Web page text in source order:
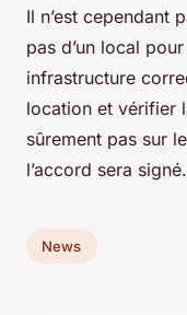
Il n’est cependant
pas d’un local
infrastructure
location et vérifier
sûrement pas sur
l’accord sera signé.
News